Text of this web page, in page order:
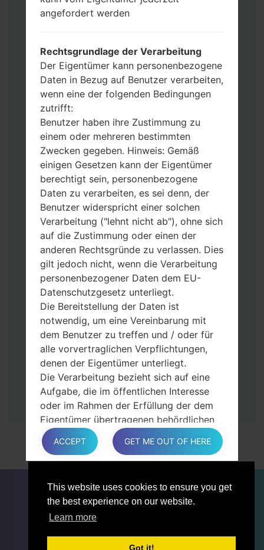
This website uses cookies to ensure you get
the best experience on our website.
Learn more
Got it!
Wenn Sie das Telefon flashen und auf die
Werkseinstellungen zurücksetzen
anderen Fall wählen Sie HOME_CSC_***
um Ihre Daten zu speichern.
Jetzt schalten Sie das Gerät aus und
aktivieren Sie Download-Modus. Alle
Methoden, wie es geht:
Halten Sie die Power-, Lautstärke- und
Bixbi- Tasten gedrückt.
Halten Sie Lauter- und Leiser-Tasten
gedrückt. Schließen Sie das Telefon mit
einem USB-Kabel an den PC an.
Halten Sie die Power-, Lauter- und
Home-Tasten gedrückt.
Schließen Sie das USB-Kabel an und
halten Sie die Leiser- und Bixbi-Tasten
gedrückt.
Halten Sie die Power- und Lauter-
Tasten gedrückt.
Dann schließen Sie das Telefon an den PC
an, das Programm Odin erkennt Ihr Gerät
und „COM port number“ wird auf dem
Bildschirm angezeigt.
Geben Sie nur die „F. Reset”-Zeit und
„Auto-Rebot“ an.
Zum Schluss klicken Sie „Start“-Taste auf.
Ihr Gerät wird neu gestartet und von PC
getrennt.
angefordert werden
Rechtsgrundlage der Verarbeitung
Der Eigentümer kann personenbezogene
Daten in Bezug auf Benutzer verarbeiten,
wenn eine der folgenden Bedingungen
zutrifft:
Benutzer haben ihre Zustimmung zu
einem oder mehreren bestimmten
Zwecken gegeben. Hinweis: Gemäß
einigen Gesetzen kann der Eigentümer
berechtigt sein, personenbezogene
Daten zu verarbeiten, es sei denn, der
Benutzer widerspricht einer solchen
Verarbeitung ("lehnt nicht ab"), ohne sich
auf die Zustimmung oder einen der
anderen Rechtsgründe zu verlassen. Dies
gilt jedoch nicht, wenn die Verarbeitung
personenbezogener Daten dem EU-
Datenschutzgesetz unterliegt.
Die Bereitstellung der Daten ist
notwendig, um eine Vereinbarung mit
dem Benutzer zu treffen und / oder für
alle vorvertraglichen Verpflichtungen,
denen der Eigentümer unterliegt.
Die Verarbeitung bezieht sich auf eine
Aufgabe, die im öffentlichen Interesse
oder im Rahmen der Erfüllung der dem
Eigentümer übertragenen behördlichen
Befugnisse ausgeführt wird.
Die Verarbeitung ist für berechtigte
Interessen des Eigentümers oder eines
In jedem Fall hilft der Eigentümer gerne
bei der Erläuterung des für die
Verarbeitung geltenden rechtlichen
Bereitstellung personenbezogener Daten
ACCEPT GET ME OUT OF HERE